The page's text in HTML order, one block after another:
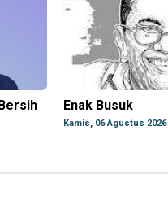
Enak Busuk
Kamis, 06 Agustus 2026